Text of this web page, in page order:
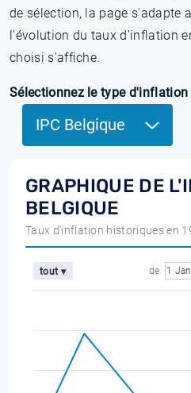
de sélection, la page s'adapte
l'évolution du taux d'inflation
choisi s'affiche.
Sélectionnez le type
IPC Belgique
GRAPHIQUE DE
BELGIQUE
Taux d'inflation historiques en
tout ▾ de 1